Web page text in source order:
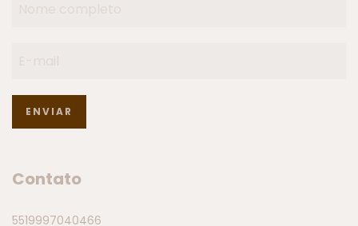
Contato
5519997040466